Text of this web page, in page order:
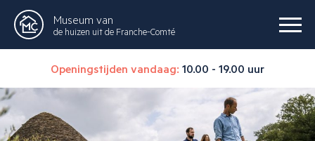
Museum van
de huizen uit de Franche-Comté
Openingstijden vandaag: 10.00 - 19.00 uur